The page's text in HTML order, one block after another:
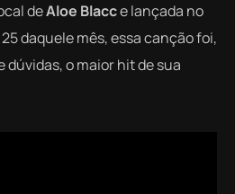
deAloe Blacce lançada no
daquele mês, essa canção foi,
dúvidas, o maior hit de sua